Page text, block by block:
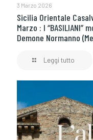
3 Marzo 2026
Sicilia Orientale
Marzo : I “BASILIANI”
Demone Normanno
Leggi tutto